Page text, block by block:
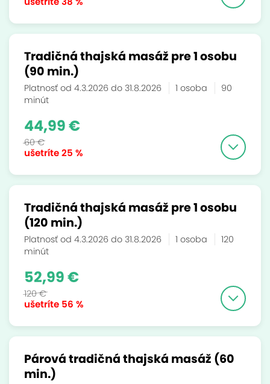
Tradičná thajská masáž pre 1 osobu
(90 min.)
Platnosť od 4.3.2026 do 31.8.2026 1 osoba
90
minút
ušetríte25 %
44,99 €
60 €
Tradičná thajská masáž pre 1 osobu
(120 min.)
Platnosť od 4.3.2026 do 31.8.2026 1 osoba
120
minút
ušetríte 56 %
52,99 €
120 €
Párová tradičná thajská masáž (60
min.)